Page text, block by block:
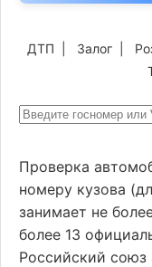
ДТП Залог
Проверка
номеру кузова
занимает не
более 13
Российский